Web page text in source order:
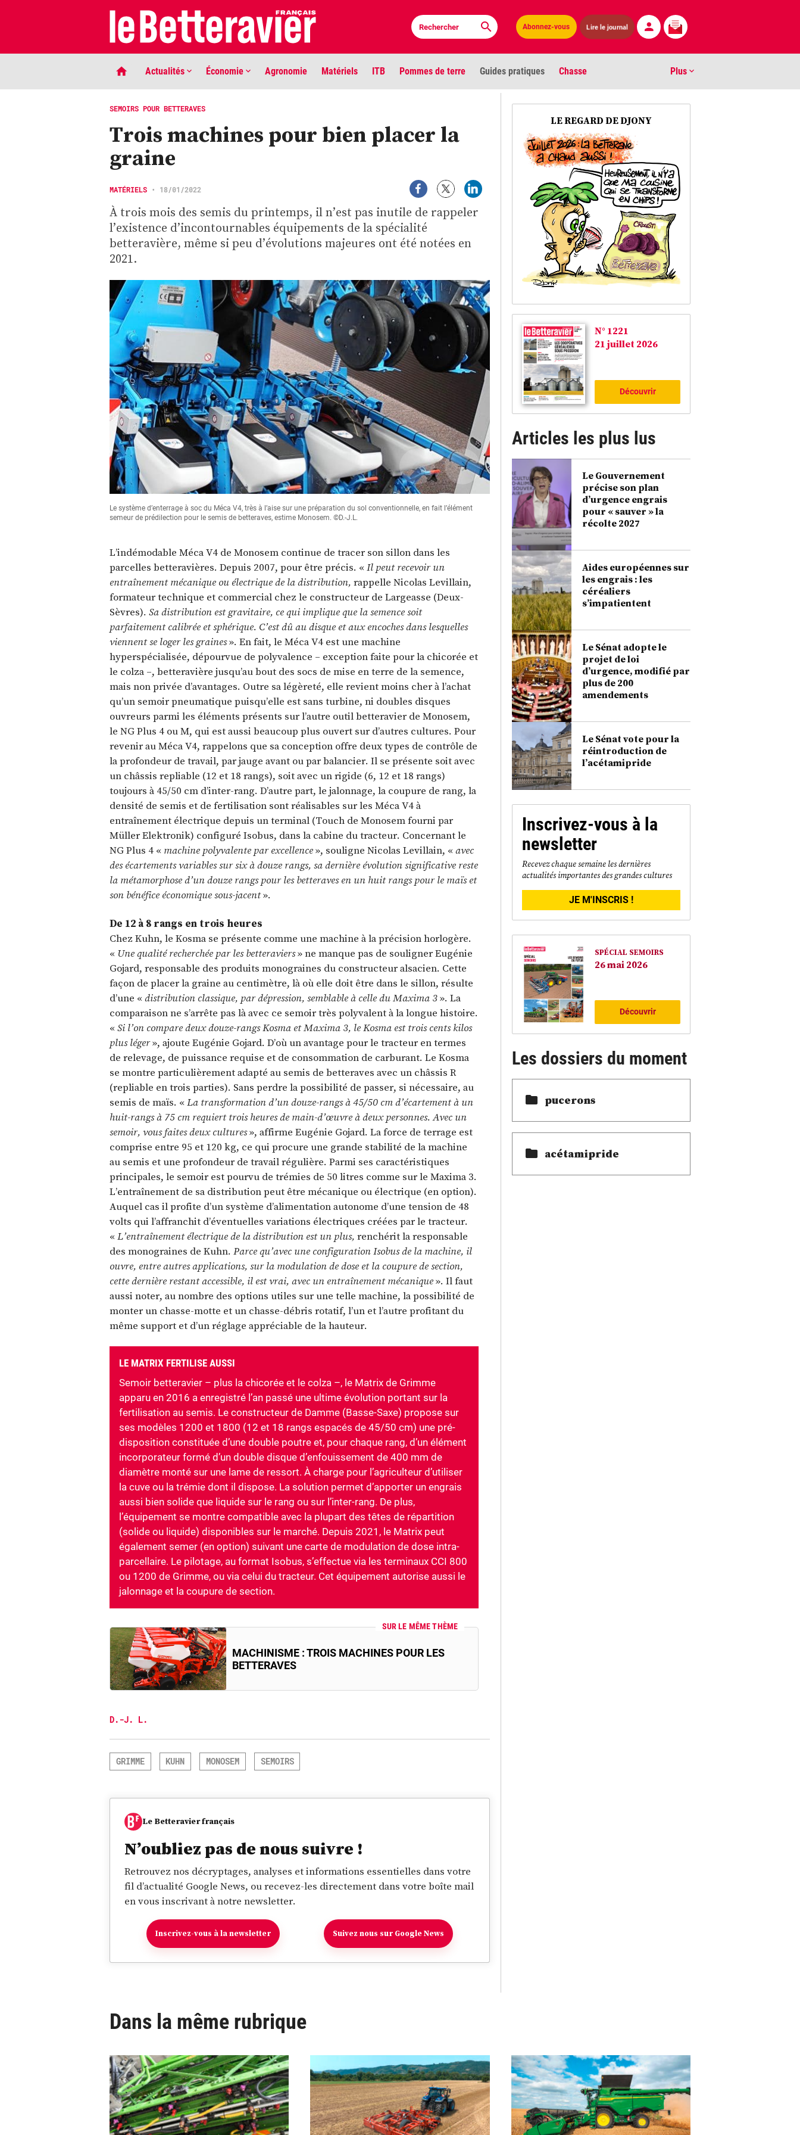
Abonnez-vous Lire le journal
Actualités Économie Agronomie Matériels ITB Pommes de terre Guides pratiques Chasse Plus
LIGNE DE MIRE
Phaco quand tu nous tiens …
LIGNE DE MIRE
Les louvetiers devant le Parlement
PLUS
Anciens numéros
Biocarburants
Environnement
Vidéos
Contact
SEMOIRS POUR BETTERAVES
Trois machines pour bien placer la
graine
MATÉRIELS • 18/01/2022
À trois mois des semis du printemps, il n’est pas inutile de rappeler
l’existence d’incontournables équipements de la spécialité
betteravière, même si peu d’évolutions majeures ont été notées en
2021.
Le système d’enterrage à soc du Méca V4, très à l’aise sur une préparation du sol conventionnelle, en fait l’élément
semeur de prédilection pour le semis de betteraves, estime Monosem. ©D.-J.L.
Une fertilisation au semis reste possible avec un Kosma. À cet effet, Kuhn propose d’associer
semoir sur lequel seront ajoutés des enfouisseurs. ©D.-J.L.
L’indémodable Méca V4 de Monosem continue de tracer son sillon dans les
parcelles betteravières. Depuis 2007, pour être précis. «Il peut recevoir un
entraînement mécanique ou électrique de la distribution, rappelle Nicolas Levillain,
formateur technique et commercial chez le constructeur de Largeasse (Deux-
Sèvres). Sa distribution est gravitaire, ce qui implique que la semence soit
parfaitement calibrée et sphérique. C’est dû au disque et aux encoches dans lesquelles
viennent se loger les graines». En fait, le Méca V4 est une machine
hyperspécialisée, dépourvue de polyvalence – exception faite pour la chicorée et
le colza –, betteravière jusqu’au bout des socs de mise en terre de la semence,
mais non privée d’avantages. Outre sa légèreté, elle revient moins cher à l’achat
qu’un semoir pneumatique puisqu’elle est sans turbine, ni doubles disques
ouvreurs parmi les éléments présents sur l’autre outil betteravier de Monosem,
le NG Plus 4 ou M, qui est aussi beaucoup plus ouvert sur d’autres cultures. Pour
revenir au Méca V4, rappelons que sa conception offre deux types de contrôle de
la profondeur de travail, par jauge avant ou par balancier. Il se présente soit avec
un châssis repliable (12 et 18 rangs), soit avec un rigide (6, 12 et 18 rangs)
toujours à 45/50 cm d’inter-rang. D’autre part, le jalonnage, la coupure de rang, la
densité de semis et de fertilisation sont réalisables sur les Méca V4 à
entraînement électrique depuis un terminal (Touch de Monosem fourni par
Müller Elektronik) configuré Isobus, dans la cabine du tracteur. Concernant le
NG Plus 4 « machine polyvalente par excellence», souligne Nicolas Levillain, «avec
des écartements variables sur six à douze rangs, sa dernière évolution significative reste
la métamorphose d’un douze rangs pour les betteraves en un huit rangs pour le maïs et
son bénéfice économique sous-jacent».
De 12 à 8 rangs en trois heures
Chez Kuhn, le Kosma se présente comme une machine à la précision horlogère.
« Une qualité recherchée par les betteraviers» ne manque pas de souligner Eugénie
Gojard, responsable des produits monograines du constructeur alsacien. Cette
façon de placer la graine au centimètre, là où elle doit être dans le sillon, résulte
d’une «distribution classique, par dépression, semblable à celle du Maxima 3». La
comparaison ne s’arrête pas là avec ce semoir très polyvalent à la longue histoire.
«Si l’on compare deux douze-rangs Kosma et Maxima 3, le Kosma est trois cents kilos
plus léger», ajoute Eugénie Gojard. D’où un avantage pour le tracteur en termes
de relevage, de puissance requise et de consommation de carburant. Le Kosma
se montre particulièrement adapté au semis de betteraves avec un châssis R
(repliable en trois parties). Sans perdre la possibilité de passer, si nécessaire, au
semis de maïs. «La transformation d’un douze-rangs à 45/50 cm d’écartement à un
huit-rangs à 75 cm requiert trois heures de main-d’œuvre à deux personnes. Avec un
semoir, vous faites deux cultures», affirme Eugénie Gojard. La force de terrage est
comprise entre 95 et 120 kg, ce qui procure une grande stabilité de la machine
au semis et une profondeur de travail régulière. Parmi ses caractéristiques
principales, le semoir est pourvu de trémies de 50 litres comme sur le Maxima 3.
L’entraînement de sa distribution peut être mécanique ou électrique (en option).
Auquel cas il profite d’un système d’alimentation autonome d’une tension de 48
volts qui l’affranchit d’éventuelles variations électriques créées par le tracteur.
«L’entraînement électrique de la distribution est un plus, renchérit la responsable
des monograines de Kuhn. Parce qu’avec une configuration Isobus de la machine, il
ouvre, entre autres applications, sur la modulation de dose et la coupure de section,
cette dernière restant accessible, il est vrai, avec un entraînement mécanique». Il faut
aussi noter, au nombre des options utiles sur une telle machine, la possibilité de
monter un chasse-motte et un chasse-débris rotatif, l’un et l’autre profitant du
même support et d’un réglage appréciable de la hauteur.
LE MATRIX FERTILISE AUSSI
Semoir betteravier – plus la chicorée et le colza –, le Matrix de Grimme
apparu en 2016 a enregistré l’an passé une ultime évolution portant sur la
fertilisation au semis. Le constructeur de Damme (Basse-Saxe) propose sur
ses modèles 1200 et 1800 (12 et 18 rangs espacés de 45/50 cm) une pré-
disposition constituée d’une double poutre et, pour chaque rang, d’un élément
incorporateur formé d’un double disque d’enfouissement de 400 mm de
diamètre monté sur une lame de ressort. À charge pour l’agriculteur d’utiliser
la cuve ou la trémie dont il dispose. La solution permet d’apporter un engrais
aussi bien solide que liquide sur le rang ou sur l’inter-rang. De plus,
l’équipement se montre compatible avec la plupart des têtes de répartition
(solide ou liquide) disponibles sur le marché. Depuis 2021, le Matrix peut
également semer (en option) suivant une carte de modulation de dose intra-
parcellaire. Le pilotage, au format Isobus, s’effectue via les terminaux CCI 800
ou 1200 de Grimme, ou via celui du tracteur. Cet équipement autorise aussi le
jalonnage et la coupure de section.
SUR LE MÊME THÈME
MACHINISME : TROIS MACHINES POUR LES
BETTERAVES
D.-J. L.
GRIMME KUHN MONOSEM SEMOIRS
Le Betteravier français
N’oubliez pas de nous suivre !
Retrouvez nos décryptages, analyses et informations essentielles dans votre
fil d’actualité Google News, ou recevez-les directement dans votre boîte mail
en vous inscrivant à notre newsletter.
Inscrivez-vous à la newsletter Suivez nous sur Google News
LE REGARD DE DJONY
N° 1221
21 juillet 2026
Découvrir
Articles les plus lus
Le Gouvernement
précise son plan
d’urgence engrais
pour « sauver » la
récolte 2027
Aides européennes sur
les engrais : les
céréaliers
s’impatientent
Le Sénat adopte le
projet de loi
d’urgence, modifié par
plus de 200
amendements
Le Sénat vote pour la
réintroduction de
l’acétamipride
Inscrivez-vous à la
newsletter
Recevez chaque semaine les dernières
actualités importantes des grandes cultures
JE M'INSCRIS !
SPÉCIAL SEMOIRS
26 mai 2026
Découvrir
Les dossiers du moment
pucerons
acétamipride
Dans la même rubrique